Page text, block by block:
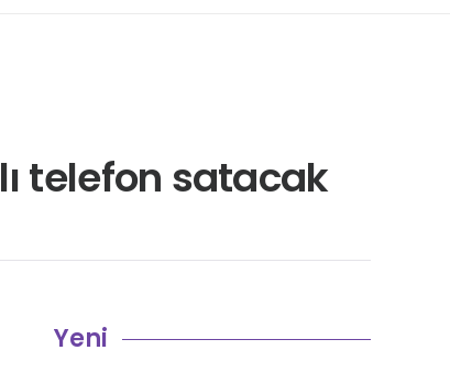
telefon satacak
Yeni